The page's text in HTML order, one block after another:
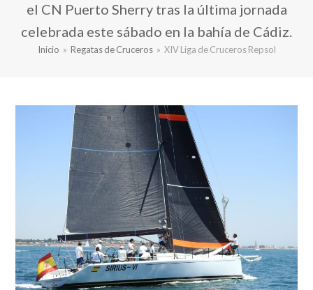
el CN Puerto Sherry tras la última jornada
celebrada este sábado en la bahía de Cádiz.
Inicio » Regatas de Cruceros » XIV Liga de Cruceros Repsol